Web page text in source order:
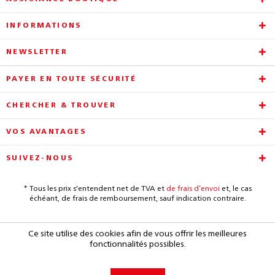
INFORMATIONS
NEWSLETTER
PAYER EN TOUTE SÉCURITÉ
CHERCHER & TROUVER
VOS AVANTAGES
SUIVEZ-NOUS
* Tous les prix s'entendent net de TVA et de frais d’envoi et, le cas
échéant, de frais de remboursement, sauf indication contraire.
Ce site utilise des cookies afin de vous offrir les meilleures
fonctionnalités possibles.